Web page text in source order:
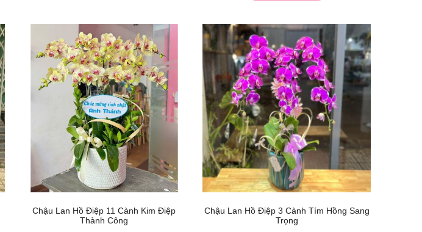
Chậu Lan Hồ Điệp 11 Cành Kim Điệp
Thành Công
Chậu Lan Hồ Điệp 3 Cành Tím Hồng Sang
Trọng